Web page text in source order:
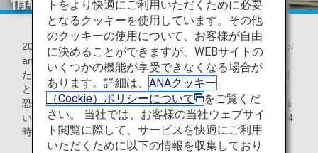
2025年11月25日より米国CDC（Centers for Disease Control
and Prevention）へのお客様情報の提供項目が変更されまし
たが、システムの改修が完了するまでの間、引き続き変更前
と同様にお客様情報の入力が必要になります。
恐れ入りますが、出発前日までに、ご予約情報
へご登録
いただくか、または、オンラインチェックイン
（出発24
時間前～）の際にご入力をお願いいたします。
トをより快適にご利用いただくために必要
となるクッキーを使用しています。その他
のクッキーの使用について、お客様が自由
に決めることができますが、WEBサイトの
いくつかの機能が享受できなくなる場合が
あります。詳細は、 ANAクッキー
（Cookie）ポリシーについて
をご覧くだ
さい。 当社では、お客様の当社ウェブサイ
ト閲覧に際して、サービスを快適にご利用
いただくために以下の情報を収集しており